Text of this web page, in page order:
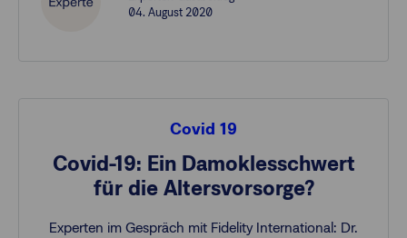
04. August 2020
Covid 19
Covid-19: Ein Damoklesschwert
für die Altersvorsorge?
Experten im Gespräch mit Fidelity International: Dr.